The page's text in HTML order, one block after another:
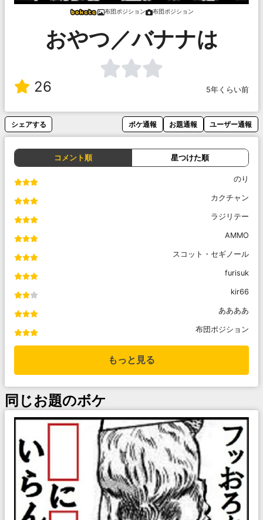
布団ポジション 布団ポジション
おやつ／バナナは
26 5年くらい前
シェアする ボケ通報 お題通報 ユーザー通報
コメント順 星つけた順
のり
カクチャン
ラジリテー
AMMO
スコット・セギノール
furisuk
kir66
ああああ
布団ポジション
もっと見る
同じお題のボケ